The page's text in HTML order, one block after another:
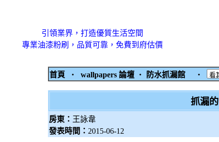
引領業界，打造優質生活空間
專業油漆粉刷，品質可靠，免費到府估價
首頁 ‧ wallpapers 論壇 ‧ 防水抓漏館 ‧
抓漏
房東： 王詠韋
發表時間： 2015-06-12